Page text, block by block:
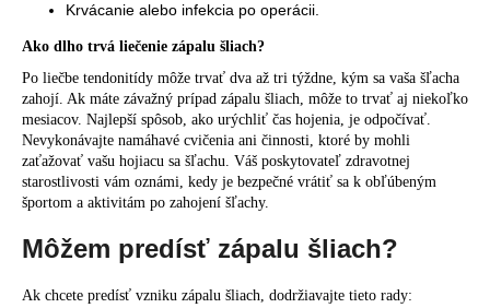
Krvácanie alebo infekcia po operácii.
Ako dlho trvá liečenie zápalu šliach?
Po liečbe tendonitídy môže trvať dva až tri týždne, kým sa vaša šľacha
zahojí. Ak máte závažný prípad zápalu šliach, môže to trvať aj niekoľko
mesiacov. Najlepší spôsob, ako urýchliť čas hojenia, je odpočívať.
Nevykonávajte namáhavé cvičenia ani činnosti, ktoré by mohli
zaťažovať vašu hojiacu sa šľachu. Váš poskytovateľ zdravotnej
starostlivosti vám oznámi, kedy je bezpečné vrátiť sa k obľúbeným
športom a aktivitám po zahojení šľachy.
Môžem predísť zápalu šliach?
Ak chcete predísť vzniku zápalu šliach, dodržiavajte tieto rady: